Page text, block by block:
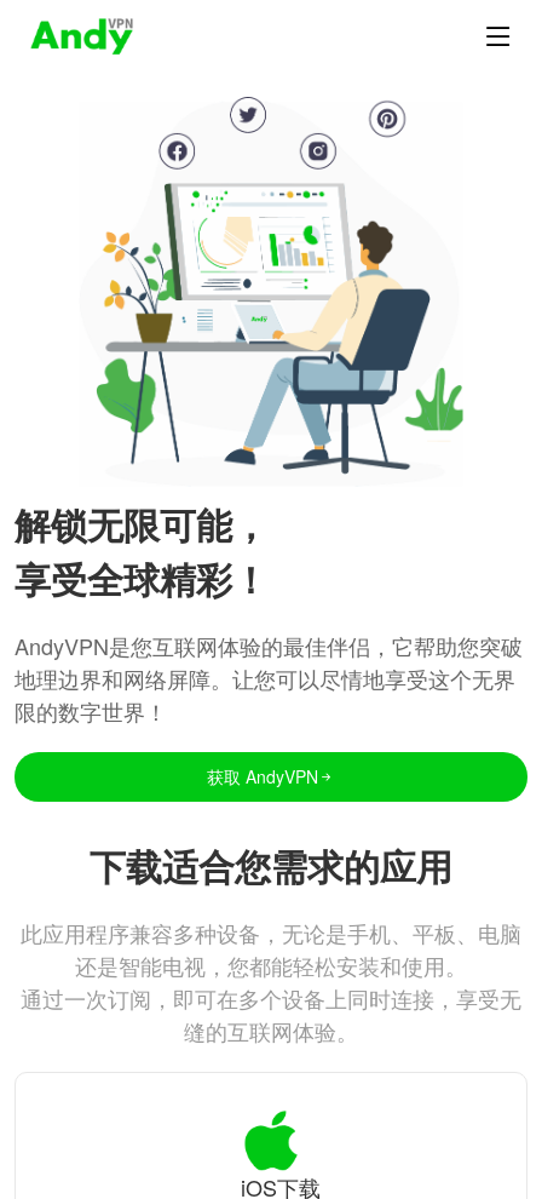
解锁无限可能，
享受全球精彩！
AndyVPN是您互联网体验的最佳伴侣，它帮助您突破
地理边界和网络屏障。让您可以尽情地享受这个无界
限的数字世界！
获取 AndyVPN
下载适合您需求的应用
此应用程序兼容多种设备，无论是手机、平板、电脑
还是智能电视，您都能轻松安装和使用。
通过一次订阅，即可在多个设备上同时连接，享受无
缝的互联网体验。
iOS下载